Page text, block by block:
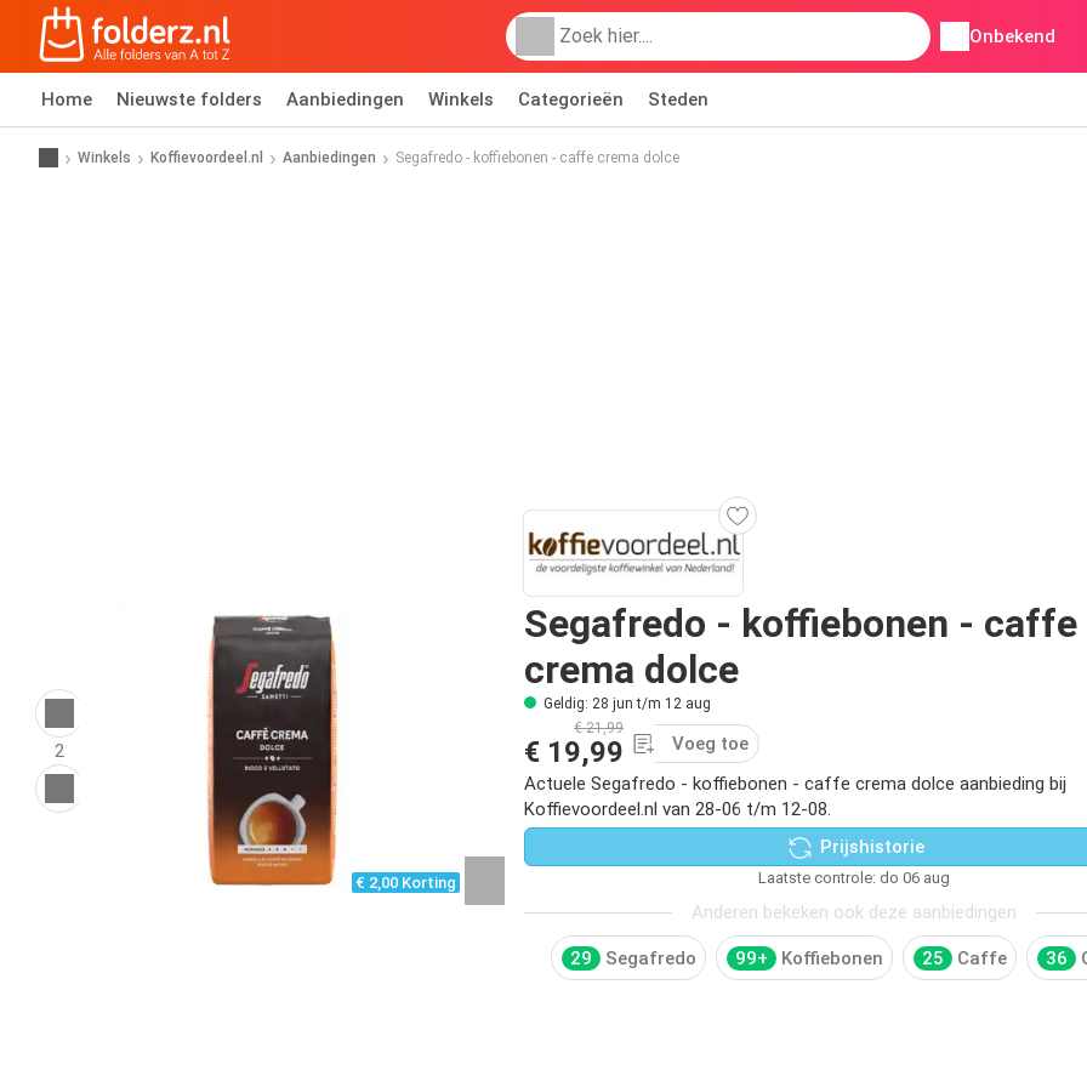
Onbekend
Home Nieuwste folders Aanbiedingen Winkels Categorieën Steden
Winkels Koffievoordeel.nl Aanbiedingen Segafredo - koffiebonen - caffe crema dolce
2
€ 2,00 Korting
Segafredo - koffiebonen - caffe
crema dolce
Geldig: 28 jun t/m 12 aug
€ 21,99
€ 19,99
Voeg toe
Actuele Segafredo - koffiebonen - caffe crema dolce aanbieding bij
Koffievoordeel.nl van 28-06 t/m 12-08.
Prijshistorie
Laatste controle: do 06 aug
Anderen bekeken ook deze aanbiedingen
29 Segafredo 99+ Koffiebonen 25 Caffe 36